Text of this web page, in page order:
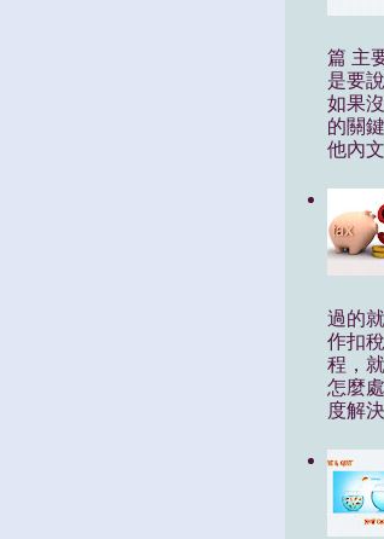
篇 主
是要
如果
的關
他內
過的
作扣
程，
怎麼
度解決